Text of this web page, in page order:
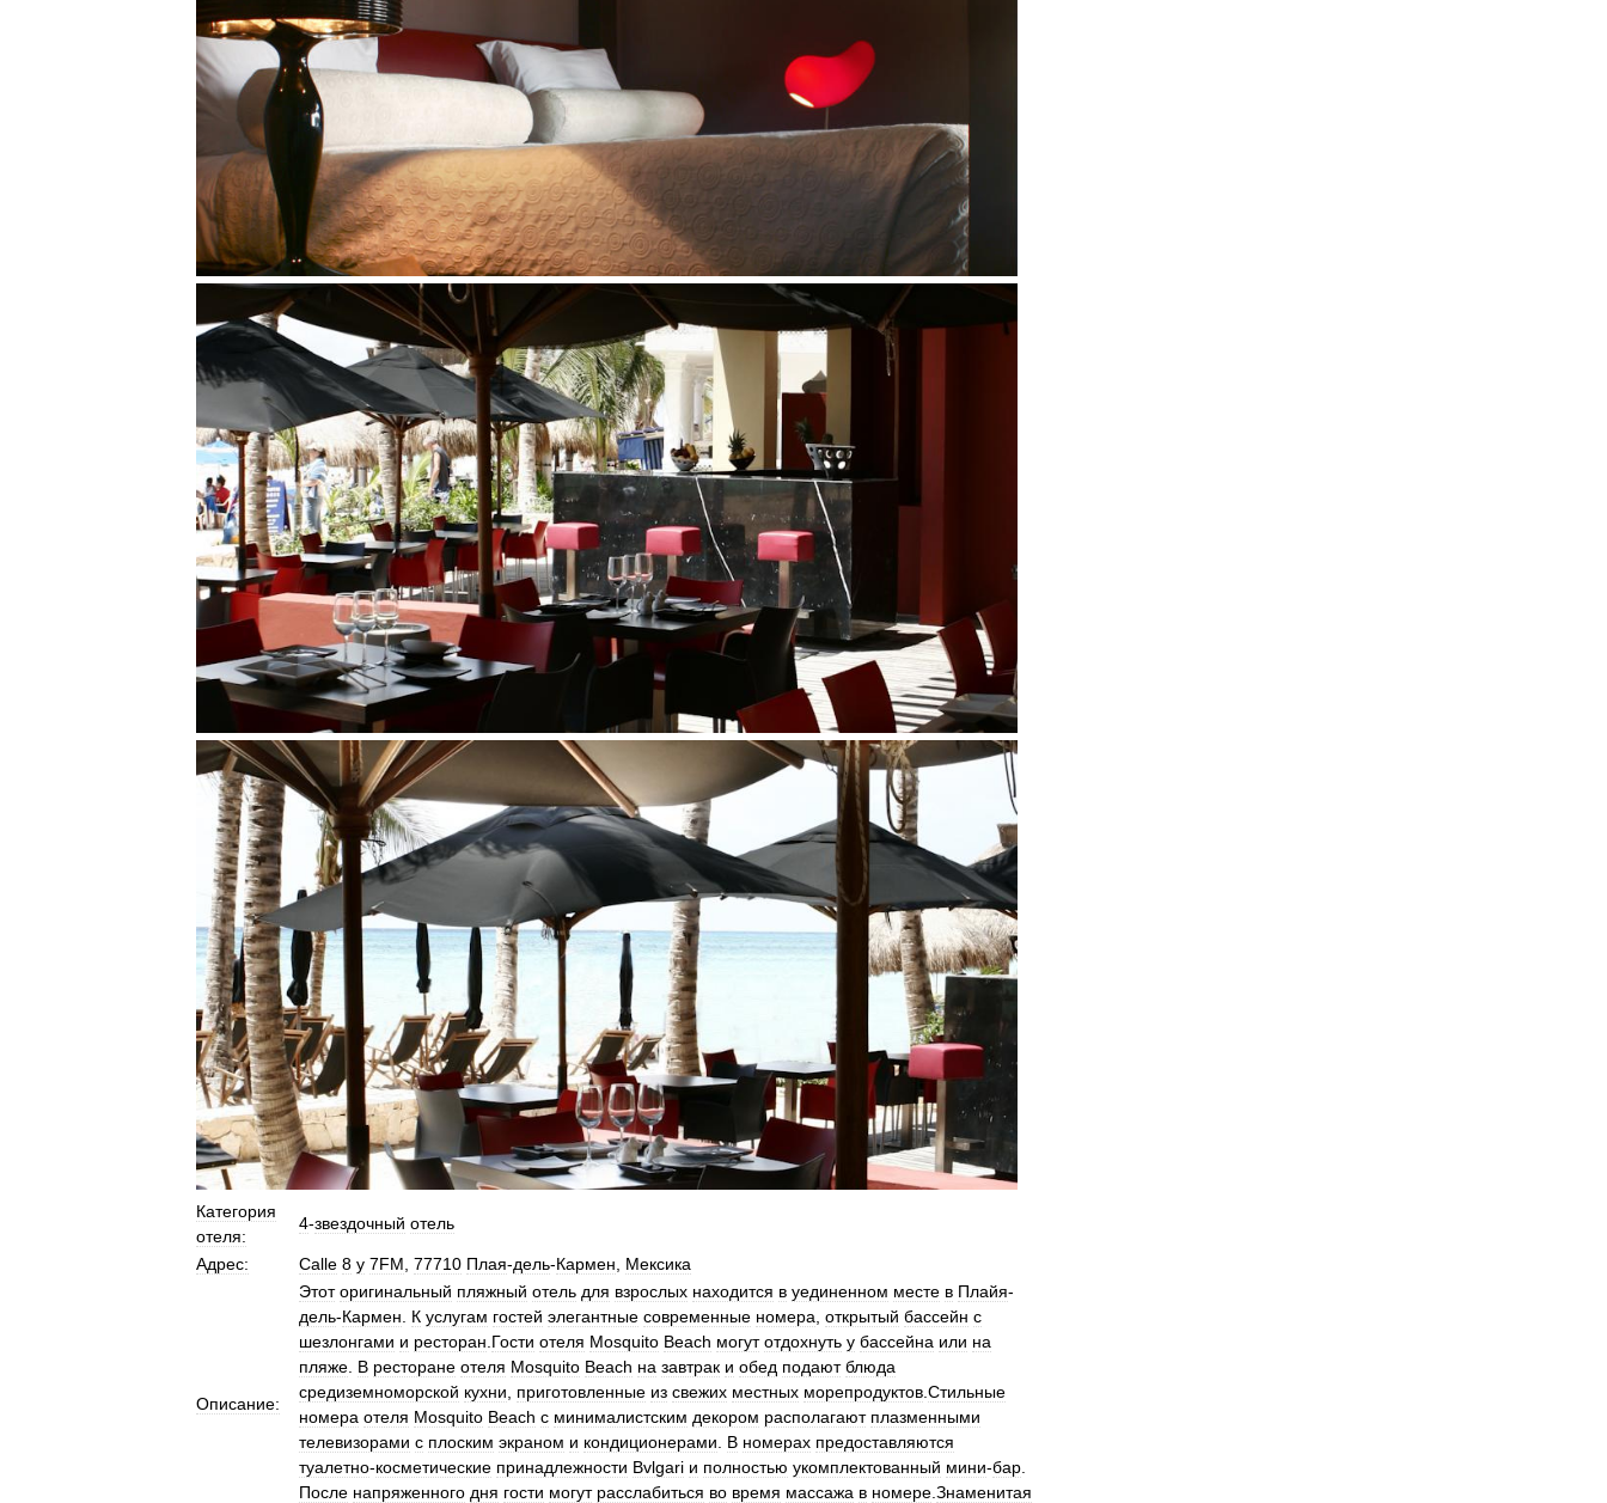
Категория
отеля:
4-звездочный отель
Адрес: Calle 8 y 7FM 77710 Плая-дель-Кармен Мексика
Описание:
Этот оригинальный пляжный отель для взрослых находится в уединенном месте в Плайя-
дель-Кармен К услугам гостей элегантные современные номера открытый бассейн с
шезлонгами и ресторан Гости отеля Mosquito Beach могут отдохнуть у бассейна или на
пляже В ресторане отеля Mosquito Beach на завтрак и обед подают блюда
средиземноморской кухни приготовленные из свежих местных морепродуктов Стильные
номера отеля Mosquito Beach с минималистским декором располагают плазменными
телевизорами с плоским экраном и кондиционерами В номерах предоставляются
туалетно-косметические принадлежности Bvlgari и полностью укомплектованный мини-бар
После напряженного дня гости могут расслабиться во время массажа в номере Знаменитая